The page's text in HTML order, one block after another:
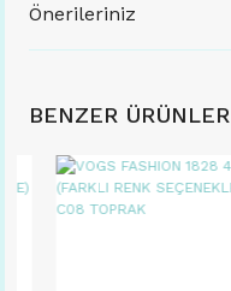
Önerileriniz
BENZER ÜRÜNLER